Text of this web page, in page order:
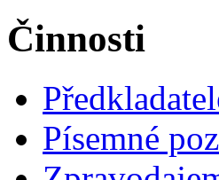
Činnosti
Písemné